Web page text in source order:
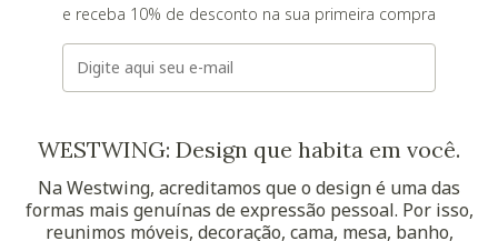
e receba 10% de desconto na sua primeira compra
E-mail
WESTWING: Design que habita em você.
Na Westwing, acreditamos que o design é uma das
formas mais genuínas de expressão pessoal. Por isso,
reunimos móveis, decoração, cama, mesa, banho,